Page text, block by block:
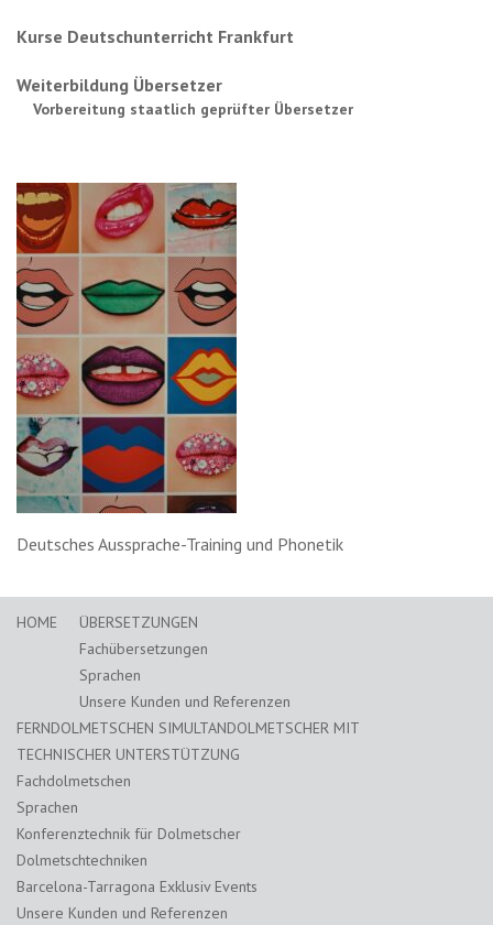
Kurse Deutschunterricht Frankfurt
Weiterbildung Übersetzer
Vorbereitung staatlich geprüfter Übersetzer
Deutsches Aussprache-Training und Phonetik
HOME
ÜBERSETZUNGEN
Fachübersetzungen
Sprachen
Unsere Kunden und Referenzen
FERNDOLMETSCHEN SIMULTANDOLMETSCHER MIT
TECHNISCHER UNTERSTÜTZUNG
Fachdolmetschen
Sprachen
Konferenztechnik für Dolmetscher
Dolmetschtechniken
Barcelona-Tarragona Exklusiv Events
Unsere Kunden und Referenzen